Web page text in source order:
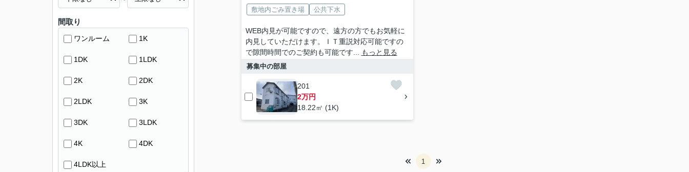
敷地内ごみ置き場 公共下水
WEB内見が可能ですので、遠方の方でもお気軽に
内見していただけます。ＩＴ重説対応可能ですの
で隙間時間でのご契約も可能です...
もっと見る
募集中の部屋
201
2万円
18.22㎡ (1K)
1
間取り
ワンルーム 1K
1DK 1LDK
2K 2DK
2LDK 3K
3DK 3LDK
4K 4DK
4LDK以上